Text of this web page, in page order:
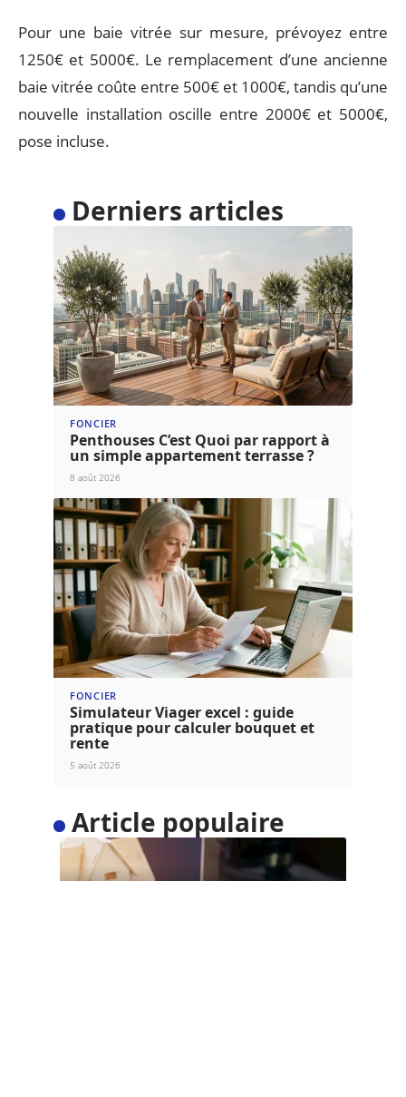
Pour une baie vitrée sur mesure, prévoyez entre
1250€ et 5000€. Le remplacement d’une ancienne
baie vitrée coûte entre 500€ et 1000€, tandis qu’une
nouvelle installation oscille entre 2000€ et 5000€,
pose incluse.
Derniers articles
FONCIER
Penthouses C’est Quoi par rapport à
un simple appartement terrasse ?
8 août 2026
FONCIER
Simulateur Viager excel : guide
pratique pour calculer bouquet et
rente
5 août 2026
Article populaire